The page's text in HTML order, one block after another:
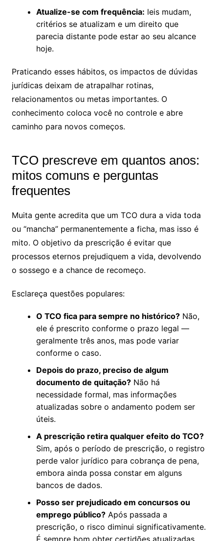
Atualize-se com frequência: leis mudam,
critérios se atualizam e um direito que
parecia distante pode estar ao seu alcance
hoje.
Praticando esses hábitos, os impactos de dúvidas
jurídicas deixam de atrapalhar rotinas,
relacionamentos ou metas importantes. O
conhecimento coloca você no controle e abre
caminho para novos começos.
TCO prescreve em quantos anos:
mitos comuns e perguntas
frequentes
Muita gente acredita que um TCO dura a vida toda
ou “mancha” permanentemente a ficha, mas isso é
mito. O objetivo da prescrição é evitar que
processos eternos prejudiquem a vida, devolvendo
o sossego e a chance de recomeço.
Esclareça questões populares:
O TCO fica para sempre no histórico?Não,
ele é prescrito conforme o prazo legal —
geralmente três anos, mas pode variar
conforme o caso.
Depois do prazo, preciso de algum
documento de quitação?Não há
necessidade formal, mas informações
atualizadas sobre o andamento podem ser
úteis.
A prescrição retira qualquer efeito do TCO?
Sim, após o período de prescrição, o registro
perde valor jurídico para cobrança de pena,
embora ainda possa constar em alguns
bancos de dados.
Posso ser prejudicado em concursos ou
emprego público?Após passada a
prescrição, o risco diminui significativamente.
É sempre bom obter certidões atualizadas.